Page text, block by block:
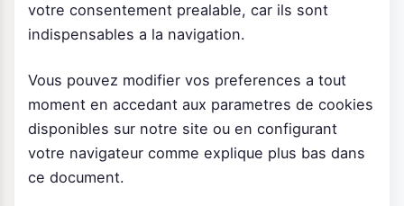
votre consentement prealable, car ils sont
indispensables a la navigation.
Vous pouvez modifier vos preferences a tout
moment en accedant aux parametres de cookies
disponibles sur notre site ou en configurant
votre navigateur comme explique plus bas dans
ce document.